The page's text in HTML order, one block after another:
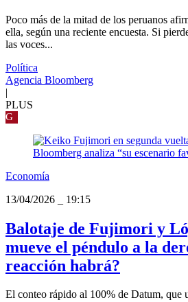
Poco más de la mitad de los peruanos
ella, según una reciente encuesta. Si
las voces...
Política
Agencia Bloomberg
|
PLUS
G
Economía
13/04/2026
19:15
Balotaje de Fujimori y
mueve el péndulo a la
reacción habrá?
El conteo rápido al 100% de Datum, que